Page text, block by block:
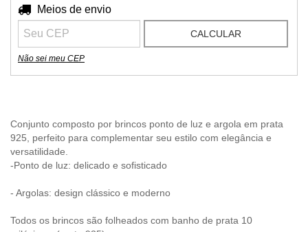
Entregas para o CEP:
Meios de envio
CALCULAR
Não sei meu CEP
Conjunto composto por brincos ponto de luz e argola em prata
925, perfeito para complementar seu estilo com elegância e
versatilidade.
-Ponto de luz: delicado e sofisticado
- Argolas: design clássico e moderno
Todos os brincos são folheados com banho de prata 10